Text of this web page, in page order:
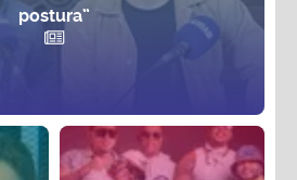
postura”